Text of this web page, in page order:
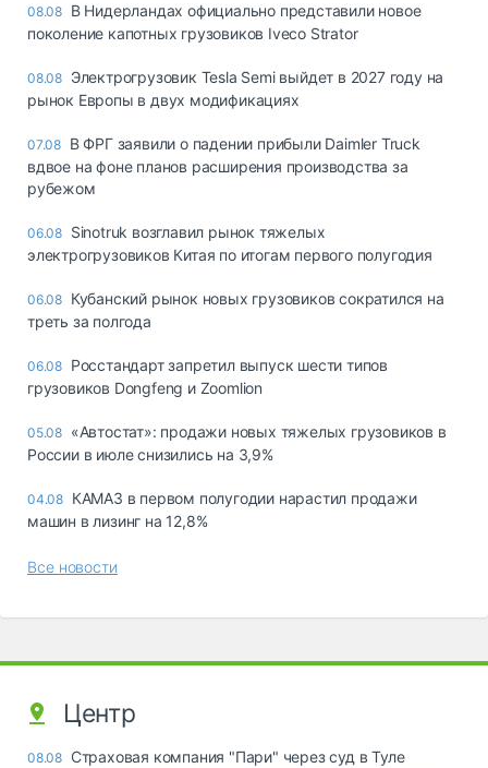
08.08 В Нидерландах официально представили новое
поколение капотных грузовиков Iveco Strator
08.08 Электрогрузовик Tesla Semi выйдет в 2027 году на
рынок Европы в двух модификациях
07.08 В ФРГ заявили о падении прибыли Daimler Truck
вдвое на фоне планов расширения производства за
рубежом
06.08 Sinotruk возглавил рынок тяжелых
электрогрузовиков Китая по итогам первого полугодия
06.08 Кубанский рынок новых грузовиков сократился на
треть за полгода
06.08 Росстандарт запретил выпуск шести типов
грузовиков Dongfeng и Zoomlion
05.08 «Автостат»: продажи новых тяжелых грузовиков в
России в июле снизились на 3,9%
04.08 КАМАЗ в первом полугодии нарастил продажи
машин в лизинг на 12,8%
Все новости
Центр
08.08 Страховая компания "Пари" через суд в Туле